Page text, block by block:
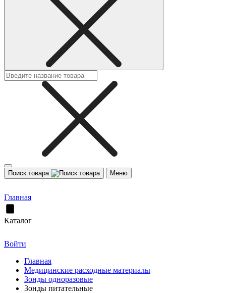
Поиск товара Меню
Главная
Каталог
Войти
Главная
Медицинские расходные материалы
Зонды одноразовые
Зонды питательные